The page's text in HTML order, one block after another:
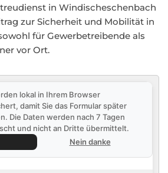
in Windischeschenbach
zur Sicherheit und Mobilität in
für Gewerbetreibende als
vor Ort.
lokal in Ihrem Browser
damit Sie das Formular später
Die Daten werden nach 7 Tagen
und nicht an Dritte übermittelt.
Nein danke